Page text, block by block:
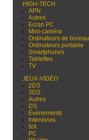
HIGH-TECH
APN
Autres
Ecran PC
Mini-caméra
Ordinateurs de bureau
Ordinateurs portable
Smartphones
Tablettes
TV
JEUX-VIDÉO
2DS
3DS
Autres
DS
Événements
Interviews
NX
PC